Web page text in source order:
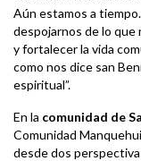
Aún estamos a
despojarnos de lo que
y fortalecer la vida
como nos dice san
espiritual”.
En la comunidad de
Comunidad
desde dos